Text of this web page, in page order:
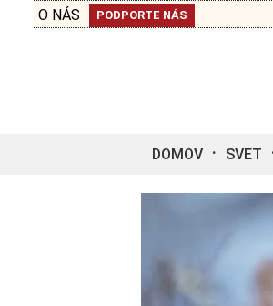
O NÁS PODPORTE NÁS
DOMOV SVET